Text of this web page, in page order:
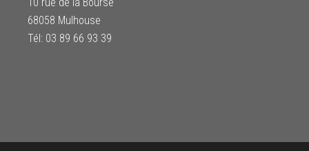
68058 Mulhouse
Tél: 03 89 66 93 39